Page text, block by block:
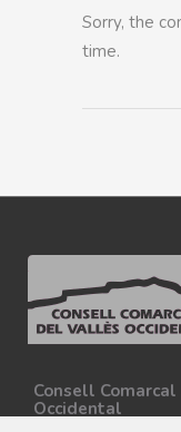
Sorry, the
time.
Consell
Occidental